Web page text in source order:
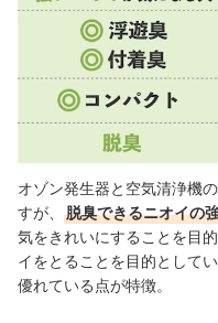
オゾン発生器と空気清浄機
すが、
脱臭できるニオイの
気をきれいにすることを目
イをとることを目的として
優れている点が特徴。